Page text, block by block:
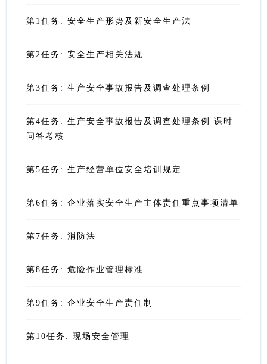
第1任务: 安全生产形势及新安全生产法
第2任务: 安全生产相关法规
第3任务: 生产安全事故报告及调查处理条例
第4任务: 生产安全事故报告及调查处理条例 课时
问答考核
第5任务: 生产经营单位安全培训规定
第6任务: 企业落实安全生产主体责任重点事项清单
第7任务: 消防法
第8任务: 危险作业管理标准
第9任务: 企业安全生产责任制
第10任务: 现场安全管理